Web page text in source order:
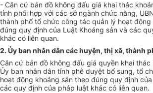
- Căn cứ bản đồ không đấu giá khai thác k
tỉnh phối hợp với các sởngành chức năng,
thành phố tổ chức công tác quản lý hoạt động
đúng quy định của Luật Khoáng sản và các
khác có liên quan.
2. Ủy ban nhân dân các huyện, thị xã, thành
Căn cứ bản đồ không đấu giá quyền khai thác
Ủy ban nhân dân tỉnh phê duyệt bổ sung, tổ
hoạt động khoáng sản theo đúng quy định
các quy định của pháp luật khác có liên quan.